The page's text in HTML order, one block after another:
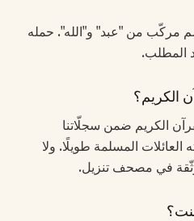
مركّب من "عبد" و"الله". حمله
المطلب.
الكريم؟
الكريم ضمن سجلّاتنا
المسلمة طويلًا. ولا
موثّقة في مصحف تنزيل.